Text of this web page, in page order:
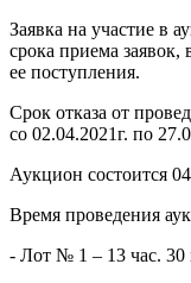
Заявка на участие в
срока приема заявок,
ее поступления.
Срок отказа от
со 02.04.2021г. по
Аукцион состоится
Время проведения
- Лот № 1 – 13 час. 30